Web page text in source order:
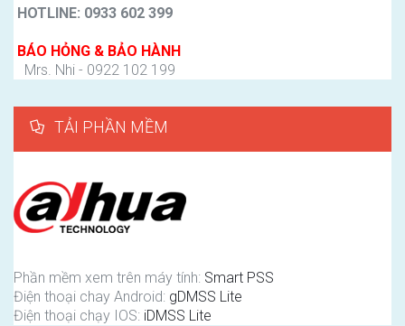
HOTLINE: 0933 602 399
BÁO HỎNG & BẢO HÀNH
Mrs. Nhi - 0922 102 199
TẢI PHẦN MỀM
Phần mềm xem trên máy tính: Smart PSS
Điện thoại chay Android: gDMSS Lite
Điện thoại chạy IOS: iDMSS Lite